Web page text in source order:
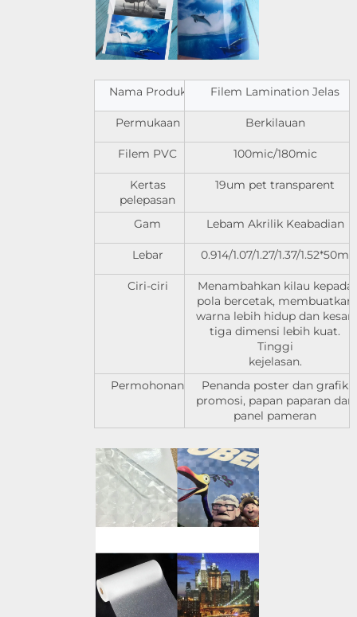
Nama Produk Filem Lamination Jelas
Permukaan Berkilauan
Filem PVC 100mic/180mic
Kertas
pelepasan
19um pet transparent
Gam Lebam Akrilik Keabadian
Lebar 0.914/1.07/1.27/1.37/1.52*50m
Ciri-ciri
Menambahkan kilau kepada
pola bercetak, membuatkan
warna lebih hidup dan kesan
tiga dimensi lebih kuat.
Tinggi
kejelasan.
Permohonan
Penanda poster dan grafik
promosi, papan paparan dan
panel pameran